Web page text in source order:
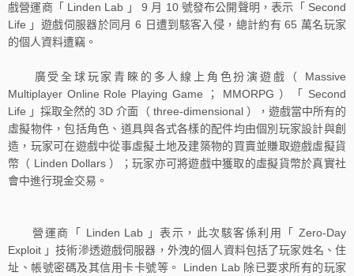
戲營運商「 Linden Lab 」 9 月 10 號發布公開聲明，表示「 Second
Life 」遊戲伺服器於同月 6 日遭到駭客入侵，總計約有 65 萬名玩家
的個人資料遭竊。
廣受全球玩家青睞的多人線上角色扮演遊戲（
Massive
Multiplayer Online Role Playing Game ； MMORPG ）「 Second
Life 」採取全然的 3D 介面（ three-dimensional ），遊戲當中所有的
虛擬物件，包括角色、道具與各式各樣的配件均由個別玩家設計與創
造，玩家可在遊戲中從事虛擬土地及建築物的買賣並賺取遊戲虛擬貨
幣（ Linden Dollars ）；玩家亦可將遊戲中獲取的虛擬貨幣於真實社
會中進行現金交易。
營運商「
Linden Lab 」表示，此次駭客係利用「 Zero-Day
Exploit 」技術滲透遊戲伺服器，外洩的個人資料包括了玩家姓名、住
址、帳號密碼及其信用卡卡號等。 Linden Lab 除已要求所有的玩家